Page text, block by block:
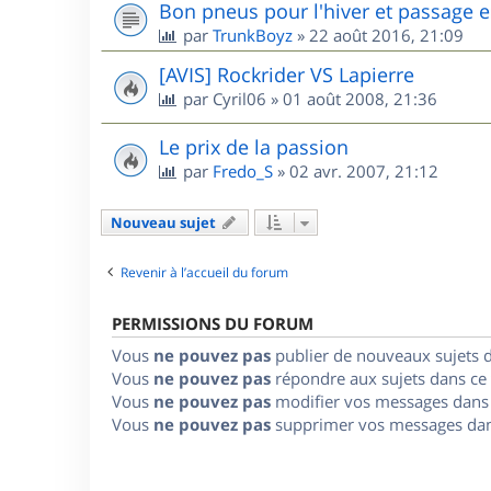
Bon pneus pour l'hiver et passage
par TrunkBoyz » 22 août 2016, 21:09
[AVIS] Rockrider VS Lapierre
par Cyril06 » 01 août 2008, 21:36
Le prix de la passion
par Fredo_S » 02 avr. 2007, 21:12
Nouveau sujet
Revenir à l’accueil du forum
PERMISSIONS DU FORUM
Vous ne pouvez pas publier de nouveaux sujets
Vous ne pouvez pas répondre aux sujets dans
Vous ne pouvez pas modifier vos messages
Vous ne pouvez pas supprimer vos messages